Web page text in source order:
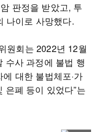
판정을 받았고, 투
나이로 사망했다.
원회는 2022년 12월
수사 과정에 불법 행
대한 불법체포·가
은폐 등이 있었다”는